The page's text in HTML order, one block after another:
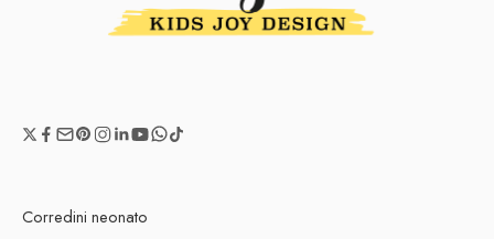
Corredini neonato